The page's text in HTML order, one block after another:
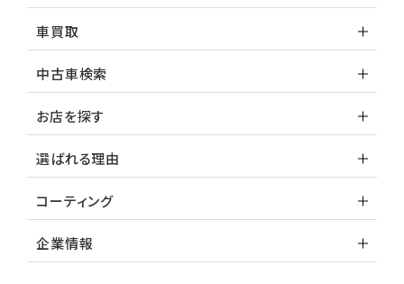
車買取
中古車検索
お店を探す
選ばれる理由
コーティング
企業情報